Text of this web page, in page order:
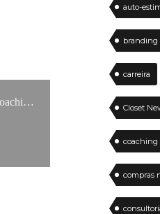
LIFE | Testemunho Processo de Coaching: “A Anita é alguém com quem é fácil conversar, de um pragmatismo notável”
auto-
branding
carreira
Closet
compras